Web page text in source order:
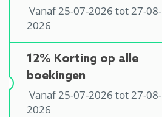
Vanaf 25-07-2026 tot 27-08-
2026
12% Korting op alle
boekingen
Vanaf 25-07-2026 tot 27-08-
2026